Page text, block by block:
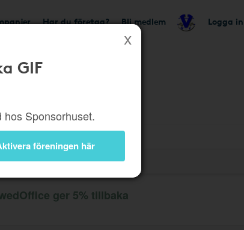
Har du företag? Bli medlem Logga in
GIF
Sponsorhuset.
föreningen här
ger 5% tillbaka